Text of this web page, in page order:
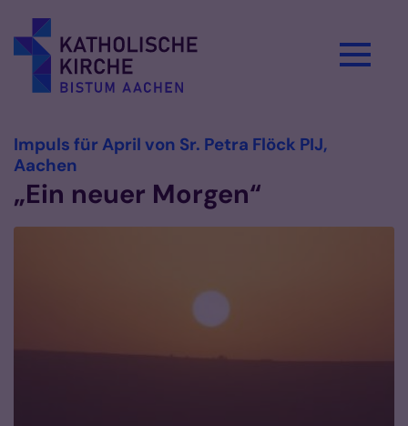
Impuls für April von Sr. Petra Flöck PIJ,
Aachen
„Ein neuer Morgen“